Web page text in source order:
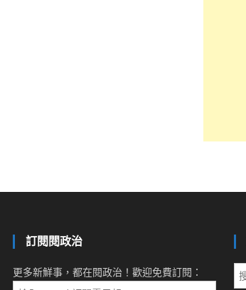
訂閱閱政治
更多新鮮事，都在閱政治！歡迎免費訂閱：